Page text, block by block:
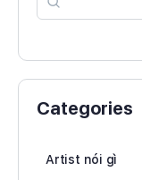
Categories
Artist nói gì